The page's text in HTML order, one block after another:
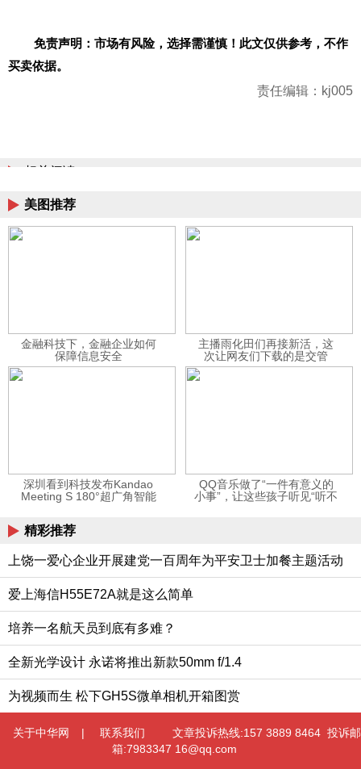
免责声明：市场有风险，选择需谨慎！此文仅供参考，不作
买卖依据。
责任编辑：kj005
相关阅读
美图推荐
金融科技下，金融企业如何
保障信息安全
主播雨化田们再接新活，这
次让网友们下载的是交管
12123APP
深圳看到科技发布Kandao
Meeting S 180°超广角智能
QQ音乐做了“一件有意义的
小事”，让这些孩子听见“听不
精彩推荐
上饶一爱心企业开展建党一百周年为平安卫士加餐主题活动
爱上海信H55E72A就是这么简单
培养一名航天员到底有多难？
全新光学设计 永诺将推出新款50mm f/1.4
为视频而生 松下GH5S微单相机开箱图赏
关于中华网 | 联系我们
文章投诉热线:157 3889 8464 投诉邮
箱:7983347 16@qq.com